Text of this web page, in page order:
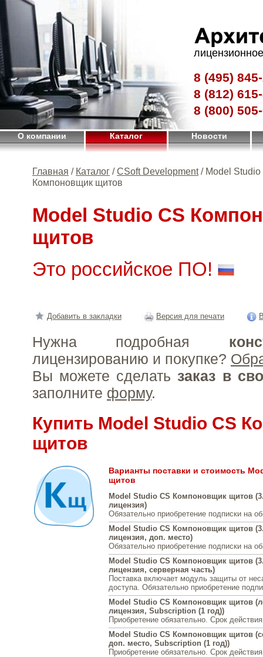
8 (495)
8 (812)
8 (800)
О компании Каталог Новости
Главная / Каталог /CSoft Development/ Model Studio
Компоновщик щитов
Model Studio CS
щитов
Это российское ПО!
Добавить в закладки Версия для печати
Нужна подробная
лицензированию и покупке?
Вы можете сделать заказ в
заполните форму.
Купить Model Studio CS
щитов
Варианты поставки и стоимость
щитов
Model Studio CS Компоновщик щитов
лицензия)
Обязательно приобретение подписки на
Model Studio CS Компоновщик щитов
лицензия, доп. место)
Обязательно приобретение подписки на
Model Studio CS Компоновщик щитов
лицензия, серверная часть)
Поставка включает модуль защиты от
доступа. Обязательно приобретение
Model Studio CS Компоновщик щитов
лицензия, Subscription (1 год))
Приобретение обязательно. Срок
Model Studio CS Компоновщик щитов
доп. место, Subscription (1 год))
Приобретение обязательно. Срок